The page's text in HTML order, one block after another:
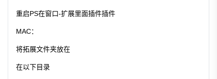
重启PS在窗口-扩展里面插件插件
MAC：
将拓展文件夹放在
在以下目录